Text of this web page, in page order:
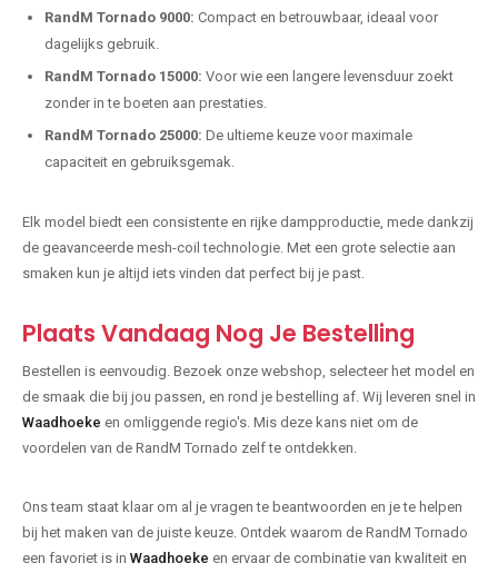
RandM Tornado 9000: Compact en betrouwbaar, ideaal voor
dagelijks gebruik.
RandM Tornado 15000: Voor wie een langere levensduur zoekt
zonder in te boeten aan prestaties.
RandM Tornado 25000: De ultieme keuze voor maximale
capaciteit en gebruiksgemak.
Elk model biedt een consistente en rijke dampproductie, mede dankzij
de geavanceerde mesh-coil technologie. Met een grote selectie aan
smaken kun je altijd iets vinden dat perfect bij je past.
Plaats Vandaag Nog Je Bestelling
Bestellen is eenvoudig. Bezoek onze webshop, selecteer het model en
de smaak die bij jou passen, en rond je bestelling af. Wij leveren snel in
Waadhoeke en omliggende regio's. Mis deze kans niet om de
voordelen van de RandM Tornado zelf te ontdekken.
Ons team staat klaar om al je vragen te beantwoorden en je te helpen
bij het maken van de juiste keuze. Ontdek waarom de RandM Tornado
een favoriet is in Waadhoeke en ervaar de combinatie van kwaliteit en